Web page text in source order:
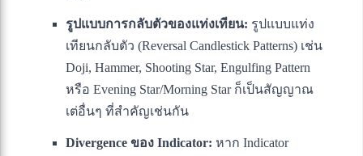
รูปแบบการกลับตัวของแท่งเทียน: รูปแบบแท่ง
เทียนกลับตัว (Reversal Candlestick Patterns) เช่น
Doji, Hammer, Shooting Star, Engulfing Pattern
หรือ Evening Star/Morning Star ก็เป็นสัญญาณ
เต่อื่นๆ ที่สำคัญเช่นกัน
Divergence ของ Indicator: หาก Indicator